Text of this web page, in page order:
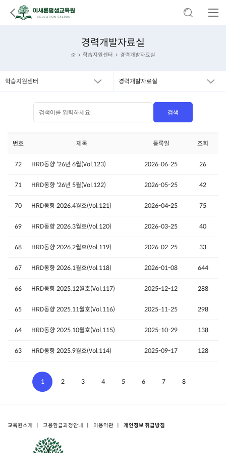
경력개발자료실
학습지원센터 경력개발자료실
학습지원센터 경력개발자료실
번호 제목 등록일 조회
72 HRD동향 '26년 6월(Vol.123) 2026-06-25 26
71 HRD동향 '26년 5월(Vol.122) 2026-05-25 42
70 HRD동향 2026.4월호(Vol.121) 2026-04-25 75
69 HRD동향 2026.3월호(Vol.120) 2026-03-25 40
68 HRD동향 2026.2월호(Vol.119) 2026-02-25 33
67 HRD동향 2026.1월호(Vol.118) 2026-01-08 644
66 HRD동향 2025.12월호(Vol.117) 2025-12-12 288
65 HRD동향 2025.11월호(Vol.116) 2025-11-25 298
64 HRD동향 2025.10월호(Vol.115) 2025-10-29 138
63 HRD동향 2025.9월호(Vol.114) 2025-09-17 128
1 2 3 4 5 6 7 8
교육원소개 ㅣ 고용환급과정안내 ㅣ 이용약관 ㅣ 개인정보 취급방침